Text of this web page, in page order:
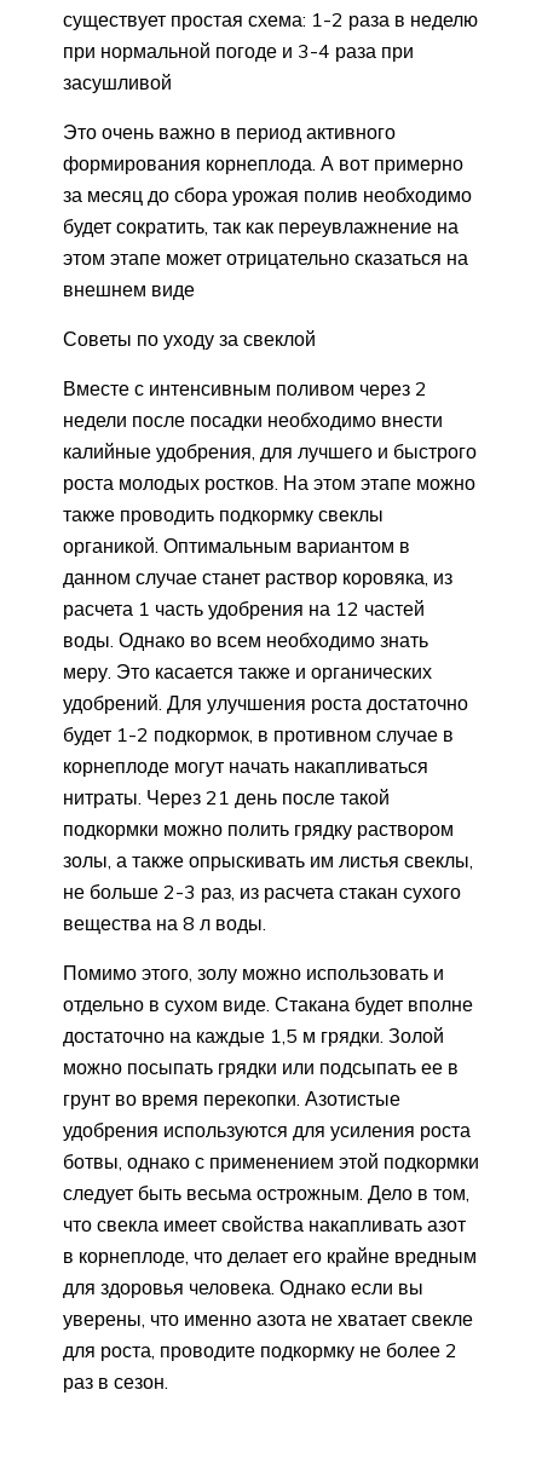
существует простая схема: 1-2 раза в неделю
при нормальной погоде и 3-4 раза при
засушливой
Это очень важно в период активного
формирования корнеплода. А вот примерно
за месяц до сбора урожая полив необходимо
будет сократить, так как переувлажнение на
этом этапе может отрицательно сказаться на
внешнем виде
Советы по уходу за свеклой
Вместе с интенсивным поливом через 2
недели после посадки необходимо внести
калийные удобрения, для лучшего и быстрого
роста молодых ростков. На этом этапе можно
также проводить подкормку свеклы
органикой. Оптимальным вариантом в
данном случае станет раствор коровяка, из
расчета 1 часть удобрения на 12 частей
воды. Однако во всем необходимо знать
меру. Это касается также и органических
удобрений. Для улучшения роста достаточно
будет 1-2 подкормок, в противном случае в
корнеплоде могут начать накапливаться
нитраты. Через 21 день после такой
подкормки можно полить грядку раствором
золы, а также опрыскивать им листья свеклы,
не больше 2-3 раз, из расчета стакан сухого
вещества на 8 л воды.
Помимо этого, золу можно использовать и
отдельно в сухом виде. Стакана будет вполне
достаточно на каждые 1,5 м грядки. Золой
можно посыпать грядки или подсыпать ее в
грунт во время перекопки. Азотистые
удобрения используются для усиления роста
ботвы, однако с применением этой подкормки
следует быть весьма острожным. Дело в том,
что свекла имеет свойства накапливать азот
в корнеплоде, что делает его крайне вредным
для здоровья человека. Однако если вы
уверены, что именно азота не хватает свекле
для роста, проводите подкормку не более 2
раз в сезон.